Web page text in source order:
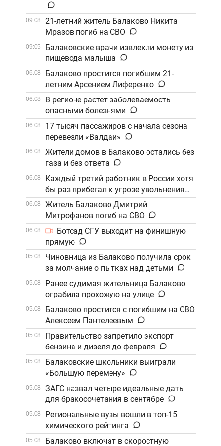
09:08
21-летний житель Балаково Никита
Мразов погиб на СВО
09:05
Балаковские врачи извлекли монету из
пищевода малыша
06.08
Балаково простится погибшим 21-
летним Арсением Лиференко
06.08
В регионе растет заболеваемость
опасными болезнями
06.08
17 тысяч пассажиров с начала сезона
перевезли «Валдаи»
06.08
Жители домов в Балаково остались без
газа и без ответа
06.08
Каждый третий работник в России хотя
бы раз прибегал к угрозе увольнения
06.08
Житель Балаково Дмитрий
Митрофанов погиб на СВО
06.08
Ботсад СГУ выходит на финишную
прямую
05.08
Чиновница из Балаково получила срок
за молчание о пытках над детьми
05.08
Ранее судимая жительница Балаково
ограбила прохожую на улице
05.08
Балаково простится с погибшим на СВО
Алексеем Пантелеевым
05.08
Правительство запретило экспорт
бензина и дизеля до февраля
05.08
Балаковские школьники выиграли
«Большую перемену»
05.08
ЗАГС назвал четыре идеальные даты
для бракосочетания в сентябре
05.08
Региональные вузы вошли в топ-15
химического рейтинга
05.08
Балаково включат в скоростную